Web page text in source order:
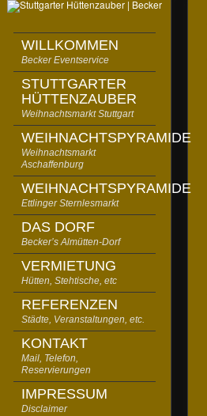
WILLKOMMEN
Becker Eventservice
STUTTGARTER
HÜTTENZAUBER
Weihnachtsmarkt Stuttgart
WEIHNACHTSPYRAMIDE
Weihnachtsmarkt
Aschaffenburg
WEIHNACHTSPYRAMIDE
Ettlinger Sternlesmarkt
DAS DORF
Becker’s Almütten-Dorf
VERMIETUNG
Hütten, Stehtische, etc
REFERENZEN
Städte, Veranstaltungen, etc.
KONTAKT
Mail, Telefon,
Reservierungen
IMPRESSUM
Disclaimer